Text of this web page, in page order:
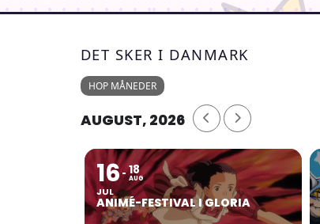
DET SKER I DANMARK
HOP MÅNEDER
AUGUST, 2026
16
JUL
18
AUG
ANIMÉ-FESTIVAL I GLORIA